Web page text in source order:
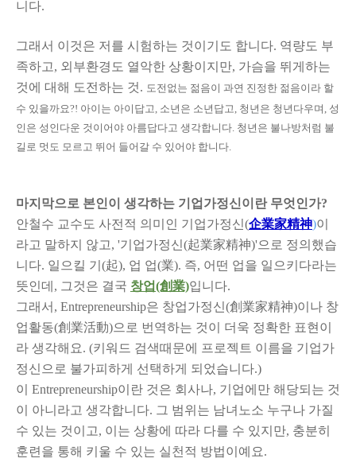
니다.
그래서 이것은 저를 시험하는 것이기도 합니다. 역량도 부
족하고, 외부환경도 열악한 상황이지만, 가슴을 뛰게하는
것에 대해 도전하는 것. 도전없는 젊음이 과연 진정한 젊음이라 할
수 있을까요?! 아이는 아이답고, 소년은 소년답고, 청년은 청년다우며, 성
인은 성인다운 것이어야 아름답다고 생각합니다. 청년은 불나방처럼 불
길로 멋도 모르고 뛰어 들어갈 수 있어야 합니다.
마지막으로 본인이 생각하는 기업가정신이란 무엇인가?
안철수 교수도 사전적 의미인 기업가정신(企業家精神)이
라고 말하지 않고, '기업가정신(起業家精神)'으로 정의했습
니다. 일으킬 기(起), 업 업(業). 즉, 어떤 업을 일으키다라는
뜻인데, 그것은 결국 창업(創業)입니다.
그래서, Entrepreneurship은 창업가정신(創業家精神)이나 창
업활동(創業活動)으로 번역하는 것이 더욱 정확한 표현이
라 생각해요. (키워드 검색때문에 프로젝트 이름을 기업가
정신으로 불가피하게 선택하게 되었습니다.)
이 Entrepreneurship이란 것은 회사나, 기업에만 해당되는 것
이 아니라고 생각합니다. 그 범위는 남녀노소 누구나 가질
수 있는 것이고, 이는 상황에 따라 다를 수 있지만, 충분히
훈련을 통해 키울 수 있는 실천적 방법이예요.